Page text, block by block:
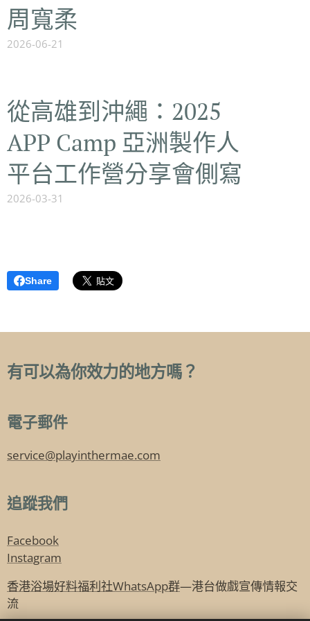
周寬柔
2026-06-21
從高雄到沖繩：2025
APP Camp 亞洲製作人
平台工作營分享會側寫
2026-03-31
Share
有可以為你效力的地方嗎？
電子郵件
service@playinthermae.com
追蹤我們
Facebook
Instagram
香港浴場好料福利社WhatsApp群—港台做戲宣傳情報交
流